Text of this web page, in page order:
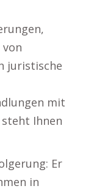
juristische
mit
Ihnen
Er
in